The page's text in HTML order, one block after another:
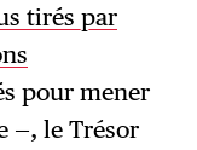
tirés par
pour mener
—, le Trésor